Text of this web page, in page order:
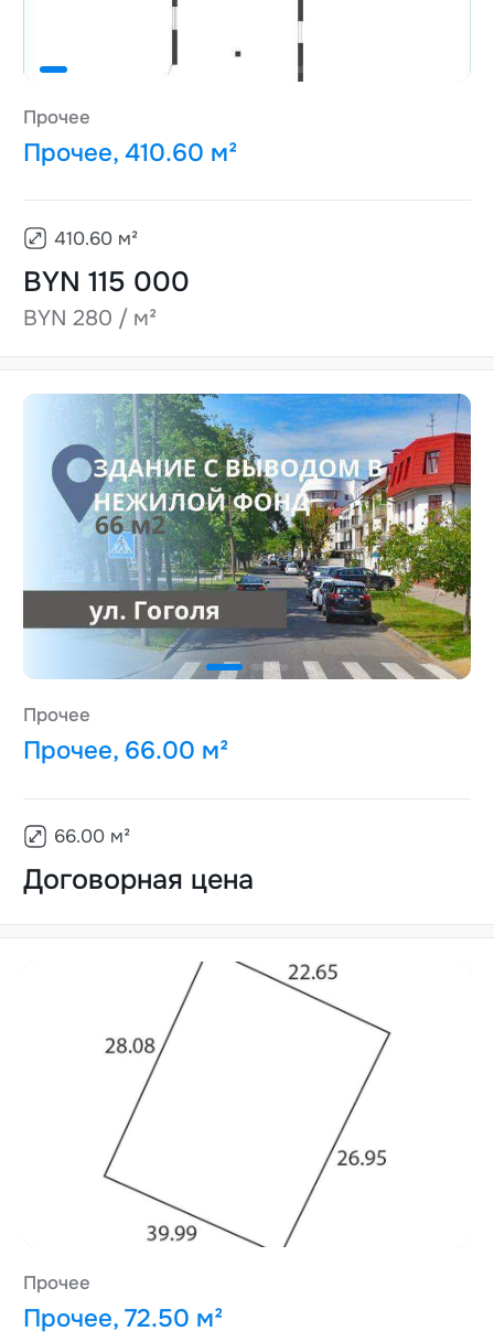
Прочее
Прочее, 410.60 м²
410.60м²
BYN 115 000
BYN 280 / м²
Прочее
Прочее, 66.00 м²
66.00м²
Договорная цена
Прочее
Прочее, 72.50 м²